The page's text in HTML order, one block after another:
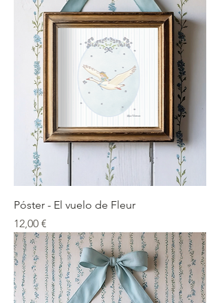
Póster - El vuelo de Fleur
Precio
12,00 €